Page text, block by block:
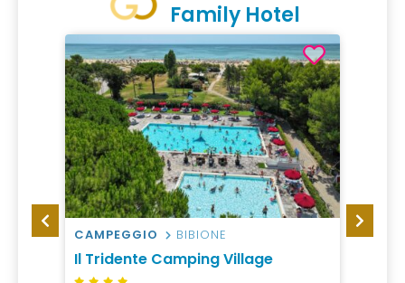
Family Hotel
CAMPEGGIO BIBIONE
Il Tridente Camping Village
HOTEL